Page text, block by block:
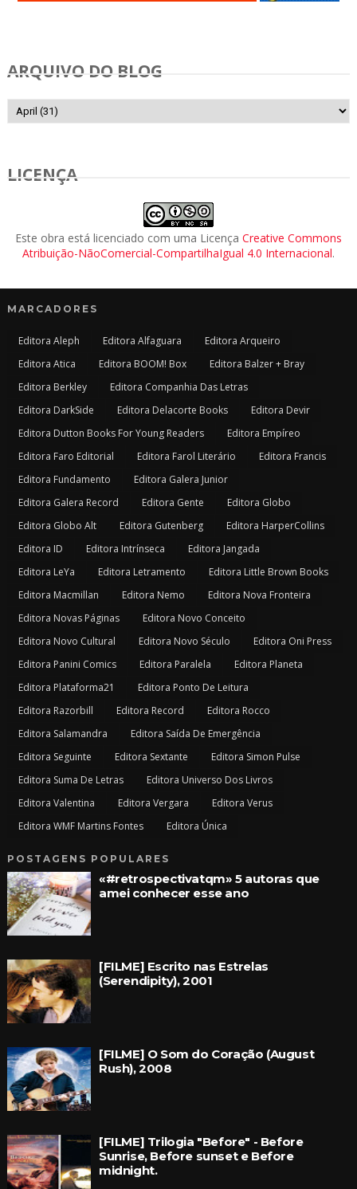
ARQUIVO DO BLOG
LICENÇA
Este obra está licenciado com uma Licença Creative Commons
Atribuição-NãoComercial-CompartilhaIgual 4.0 Internacional.
MARCADORES
Editora Aleph Editora Alfaguara
Editora Arqueiro
Editora Atica
Editora BOOM! Box
Editora Balzer + Bray
Editora Berkley
Editora Companhia Das Letras
Editora DarkSide
Editora Delacorte Books
Editora Devir
Editora Dutton Books For Young Readers
Editora Empíreo
Editora Faro Editorial
Editora Farol Literário
Editora Francis
Editora Fundamento
Editora Galera Junior
Editora Galera Record
Editora Gente
Editora Globo
Editora Globo Alt
Editora Gutenberg
Editora HarperCollins
Editora ID
Editora Intrínseca
Editora Jangada
Editora LeYa
Editora Letramento
Editora Little Brown Books
Editora Macmillan
Editora Nemo
Editora Nova Fronteira
Editora Novas Páginas
Editora Novo Conceito
Editora Novo Cultural
Editora Novo Século
Editora Oni Press
Editora Panini Comics
Editora Paralela
Editora Planeta
Editora Plataforma21
Editora Ponto De Leitura
Editora Razorbill
Editora Record
Editora Rocco
Editora Salamandra
Editora Saída De Emergência
Editora Seguinte
Editora Sextante
Editora Simon Pulse
Editora Suma De Letras
Editora Universo Dos Livros
Editora Valentina
Editora Vergara
Editora Verus
Editora WMF Martins Fontes
Editora Única
POSTAGENS POPULARES
«#retrospectivatqm» 5 autoras que
amei conhecer esse ano
[FILME] Escrito nas Estrelas
(Serendipity), 2001
[FILME] O Som do Coração (August
Rush), 2008
[FILME] Trilogia "Before" - Before
Sunrise, Before sunset e Before
midnight.